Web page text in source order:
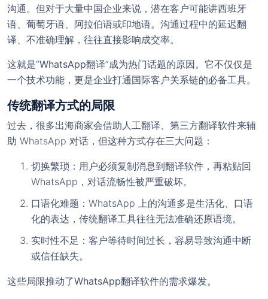
沟通。但对于大量中国企业来说，潜在客户可能讲西班牙
语、葡萄牙语、阿拉伯语或印地语。沟通过程中的延迟翻
译、不准确理解，往往直接影响成交率。
这就是“WhatsApp翻译”成为热门话题的原因。它不仅仅是
一个技术功能，更是企业打通国际客户关系链的必备工具。
传统翻译方式的局限
过去，很多出海商家会借助人工翻译、第三方翻译软件来辅
助 WhatsApp 对话，但这种方式存在三大问题：
切换繁琐 ：用户必须复制消息到翻译软件，再粘贴回
WhatsApp，对话流畅性被严重破坏。
口语化难题 ：WhatsApp 上的沟通多是生活化、口语
化的表达，传统翻译工具往往无法准确还原语境。
实时性不足 ：客户等待时间过长，容易导致沟通中断
或信任缺失。
这些局限推动了WhatsApp翻译软件的需求爆发。